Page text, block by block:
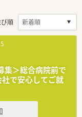
順
集＞総合病院前で
で安心してご就